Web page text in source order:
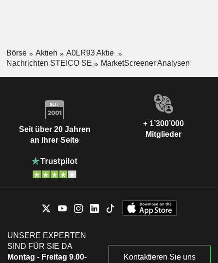
Börse Aktien
A0LR93 Aktie
Nachrichten STEICO SE
MarketScreener Analysen
Seit über 20 Jahren
an Ihrer Seite
+ 1’300’000
Mitglieder
UNSERE EXPERTEN
SIND FÜR SIE DA
Montag - Freitag 9.00-
Kontaktieren Sie uns